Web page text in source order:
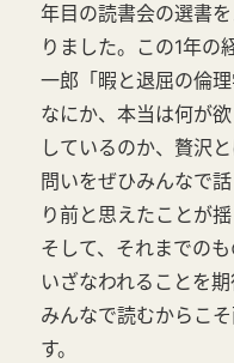
年目の読書会の選書
りました。この1年の
一郎「暇と退屈の倫
なにか、本当は何が
しているのか、贅沢
問いをぜひみんなで
り前と思えたことが
そして、それまでの
いざなわれることを
みんなで読むからこ
す。